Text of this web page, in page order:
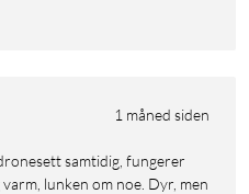
1 måned siden
lunken om noe. Dyr, men